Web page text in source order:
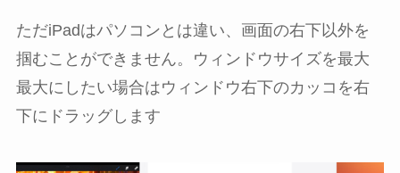
ただiPadはパソコンとは違い、画面の右下以外を
掴むことができません。ウィンドウサイズを最大
最大にしたい場合はウィンドウ右下のカッコを右
下にドラッグします